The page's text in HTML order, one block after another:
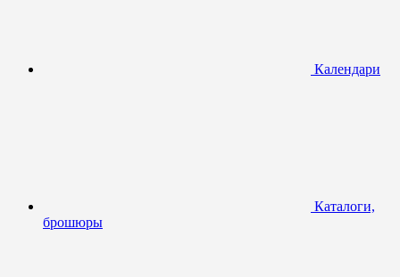
Календари
Каталоги,
брошюры